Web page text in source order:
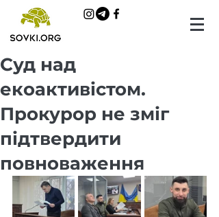
Суд над
екоактивістом.
Прокурор не зміг
підтвердити
повноваження